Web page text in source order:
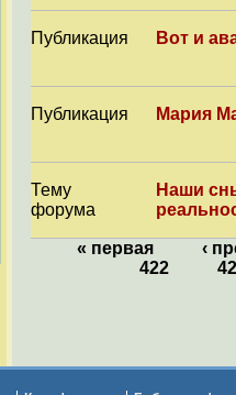
Публикация Вот и
Публикация Мария
Тему
форума
Наши
« первая
‹
422